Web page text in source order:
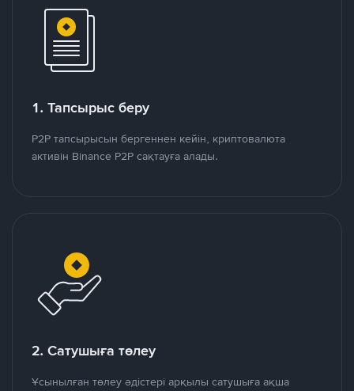
1. Тапсырыс беру
P2P тапсырысын бергеннен кейін, криптовалюта
активін Binance P2P сақтауға алады.
2. Сатушыға төлеу
Ұсынылған төлеу әдістері арқылы сатушыға ақша